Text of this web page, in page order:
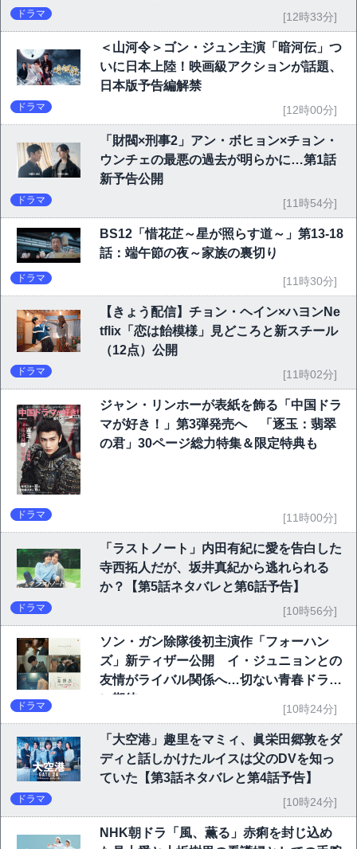
ドラマ [12時33分]
＜山河令＞ゴン・ジュン主演「暗河伝」つ
いに日本上陸！映画級アクションが話題、
日本版予告編解禁
ドラマ [12時00分]
「財閥×刑事2」アン・ボヒョン×チョン・
ウンチェの最悪の過去が明らかに…第1話
新予告公開
ドラマ [11時54分]
BS12「惜花芷～星が照らす道～」第13-18
話：端午節の夜～家族の裏切り
ドラマ [11時30分]
【きょう配信】チョン・ヘイン×ハヨンNe
tflix「恋は飴模様」見どころと新スチール
（12点）公開
ドラマ [11時02分]
ジャン・リンホーが表紙を飾る「中国ドラ
マが好き！」第3弾発売へ 「逐玉：翡翠
の君」30ページ総力特集＆限定特典も
ドラマ [11時00分]
「ラストノート」内田有紀に愛を告白した
寺西拓人だが、坂井真紀から逃れられる
か？【第5話ネタバレと第6話予告】
ドラマ [10時56分]
ソン・ガン除隊後初主演作「フォーハン
ズ」新ティザー公開 イ・ジュニョンとの
友情がライバル関係へ…切ない青春ドラマ
に期待
ドラマ [10時24分]
「大空港」趣里をマミィ、眞栄田郷敦をダ
ディと話しかけたルイスは父のDVを知っ
ていた【第3話ネタバレと第4話予告】
ドラマ [10時24分]
NHK朝ドラ「風、薫る」赤痢を封じ込め